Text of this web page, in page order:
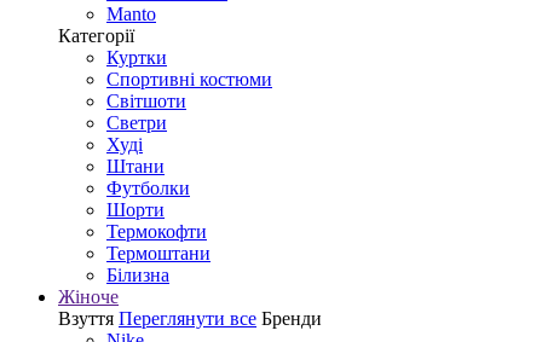
Manto
Категорії
Куртки
Спортивні костюми
Світшоти
Светри
Худі
Штани
Футболки
Шорти
Термокофти
Термоштани
Білизна
Жіноче
Взуття Переглянути все Бренди